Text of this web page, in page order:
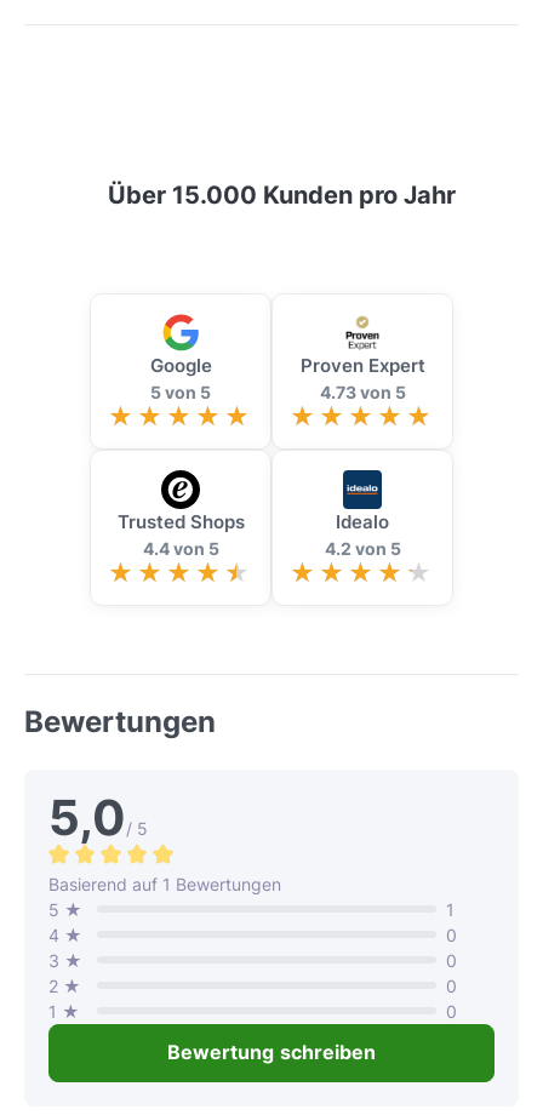
Über 15.000 Kunden pro Jahr
Google
5 von 5
Proven Expert
4.73 von 5
Trusted Shops
4.4 von 5
Idealo
4.2 von 5
Bewertungen
5,0/ 5
Durchschnittliche Bewertung von 5 von 5 Sternen
Basierend auf 1 Bewertungen
5 ★
1
4 ★
0
3 ★
0
2 ★
0
1 ★
0
Bewertung schreiben